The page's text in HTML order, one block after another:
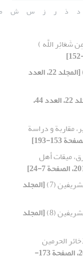
د ذ ر ز س ش
شَعَائِر اللَّه )
[المجلد 22، العدد
[المجلد 22، العدد 44،
مقاربة و دراسة
ميقات أهل
(7)
[المجلد
(8)
[المجلد
الحرمين
[المجلد 22، العدد 44، 2015، الصفحة 173-